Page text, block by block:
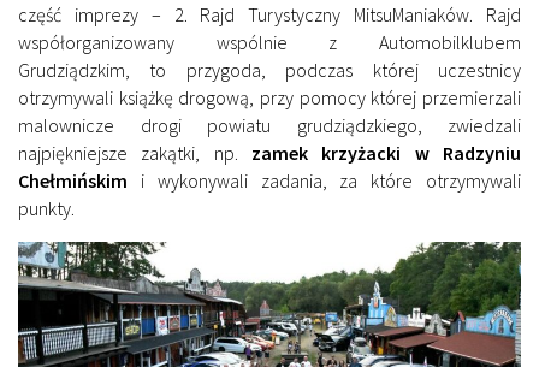
część imprezy – 2. Rajd Turystyczny MitsuManiaków. Rajd
współorganizowany wspólnie z Automobilklubem
Grudziądzkim, to przygoda, podczas której uczestnicy
otrzymywali książkę drogową, przy pomocy której przemierzali
malownicze drogi powiatu grudziądzkiego, zwiedzali
najpiękniejsze zakątki, np. zamek krzyżacki w Radzyniu
Chełmińskim i wykonywali zadania, za które otrzymywali
punkty.